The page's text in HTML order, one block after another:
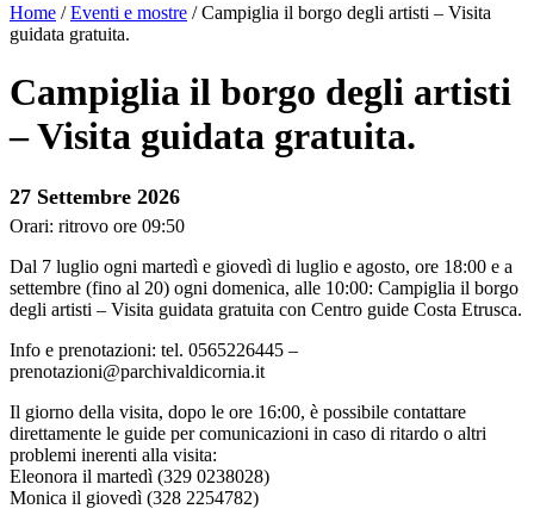
Home /Eventi e mostre /Campiglia il borgo degli artisti – Visita
guidata gratuita.
Campiglia il borgo degli artisti
– Visita guidata gratuita.
27 Settembre 2026
Orari: ritrovo ore 09:50
Dal 7 luglio ogni martedì e giovedì di luglio e agosto, ore 18:00 e a
settembre (fino al 20) ogni domenica, alle 10:00: Campiglia il borgo
degli artisti – Visita guidata gratuita con Centro guide Costa Etrusca.
Info e prenotazioni: tel. 0565226445 –
prenotazioni@parchivaldicornia.it
Il giorno della visita, dopo le ore 16:00, è possibile contattare
direttamente le guide per comunicazioni in caso di ritardo o altri
problemi inerenti alla visita:
Eleonora il martedì (329 0238028)
Monica il giovedì (328 2254782)